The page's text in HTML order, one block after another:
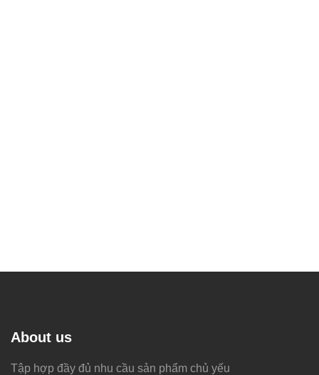
About us
Tập hợp đầy đủ nhu cầu sản phẩm chủ yếu